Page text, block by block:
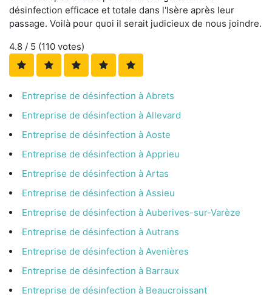
désinfection efficace et totale dans l'Isère après leur
passage. Voilà pour quoi il serait judicieux de nous joindre.
4.8 / 5 (110 votes)
Entreprise de désinfection à Abrets
Entreprise de désinfection à Allevard
Entreprise de désinfection à Aoste
Entreprise de désinfection à Apprieu
Entreprise de désinfection à Artas
Entreprise de désinfection à Assieu
Entreprise de désinfection à Auberives-sur-Varèze
Entreprise de désinfection à Autrans
Entreprise de désinfection à Avenières
Entreprise de désinfection à Barraux
Entreprise de désinfection à Beaucroissant